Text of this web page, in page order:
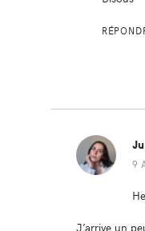
9
J’arrive un